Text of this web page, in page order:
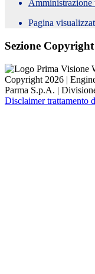
Amministrazione
Pagina
Sezione Copyright
Copyright 2026 |
Parma S.p.A. |
Disclaimer trattamento